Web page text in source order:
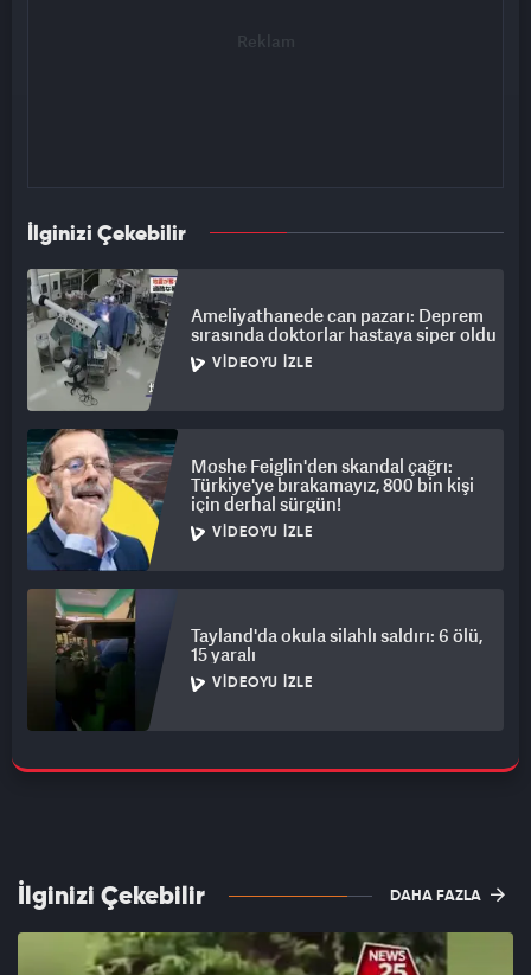
İlginizi Çekebilir
Ameliyathanede can pazarı: Deprem
sırasında doktorlar hastaya siper oldu
VIDEOYU İZLE
Moshe Feiglin'den skandal çağrı:
Türkiye'ye bırakamayız, 800 bin kişi
için derhal sürgün!
VIDEOYU İZLE
Tayland'da okula silahlı saldırı: 6 ölü,
15 yaralı
VIDEOYU İZLE
İlginizi Çekebilir DAHA FAZLA